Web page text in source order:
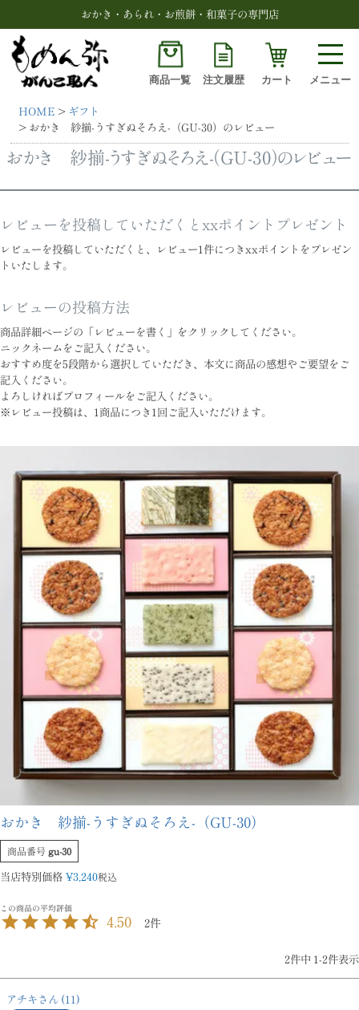
おかき・あられ・お煎餅・和菓子の専門店
商品一覧 注文履歴 カート メニュー
HOME
ギフト
おかき 紗揃-うすぎぬそろえ-（GU-30）のレビュー
おかき 紗揃-うすぎぬそろえ-（GU-30）のレビュー
レビューを投稿していただくとxxポイントプレゼント
レビューを投稿していただくと、レビュー1件につきxxポイントをプレゼン
トいたします。
レビューの投稿方法
商品詳細ページの「レビューを書く」をクリックしてください。
ニックネームをご記入ください。
おすすめ度を5段階から選択していただき、本文に商品の感想やご要望をご
記入ください。
よろしければプロフィールをご記入ください。
※レビュー投稿は、1商品につき1回ご記入いただけます。
おかき 紗揃-うすぎぬそろえ-（GU-30）
商品番号 gu-30
当店特別価格 ¥3,240税込
4.50 2
2件中 1 -2件表示
アチキ 11